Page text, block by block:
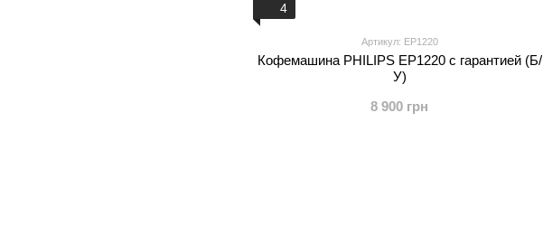
4
Артикул: EP1220
Кофемашина PHILIPS EP1220 с гарантией (Б/
У)
8 900 грн